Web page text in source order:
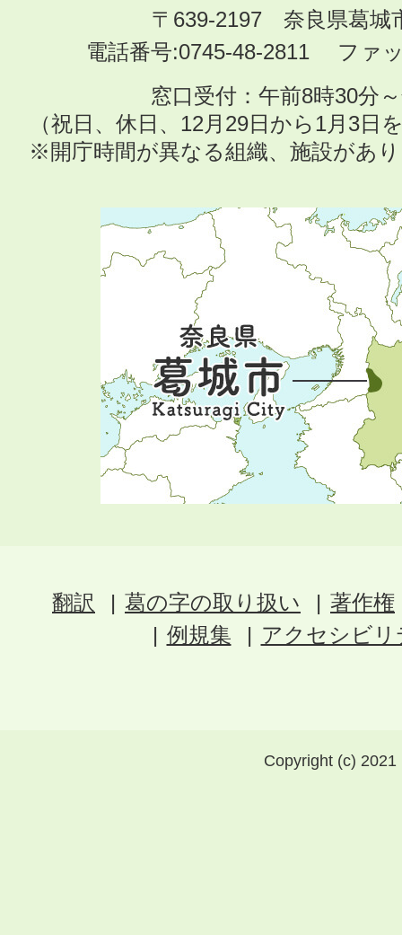
〒639-2197 奈良県葛城
電話番号:0745-48-2811 ファ
窓口受付：午前8時30分
（祝日、休日、12月29日から1月3日
※開庁時間が異なる組織、施設があ
翻訳 葛の字の取り扱い
著作権
例規集
アクセシビ
Copyright (c)